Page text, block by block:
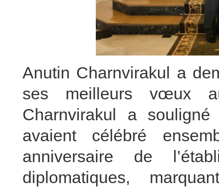
Anutin Charnvirakul a
ses meilleurs vœux
Charnvirakul a
avaient célébré
anniversaire de
diplomatiques,